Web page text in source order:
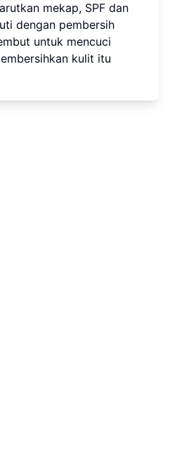
mekap, SPF dan
dengan pembersih
untuk mencuci
kulit itu